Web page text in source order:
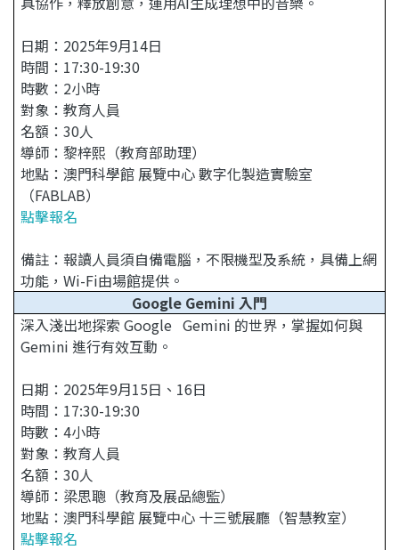
日期：2025年9月14日
時間：17:30-19:30
時數：2小時
對象：教育人員
名額：30人
導師：黎梓熙（教育部助理）
地點：澳門科學館 展覽中心 數字化製造實驗室
（FABLAB）
點擊報名
備註：報讀人員須自備電腦，不限機型及系統，具備上網
功能，Wi-Fi由場館提供。
Google Gemini 入門
深入淺出地探索 Google Gemini 的世界，掌握如何與
Gemini 進行有效互動。
日期：2025年9月15日、16日
時間：17:30-19:30
時數：4小時
對象：教育人員
名額：30人
導師：梁思聰（教育及展品總監）
地點：澳門科學館 展覽中心 十三號展廳（智慧教室）
點擊報名